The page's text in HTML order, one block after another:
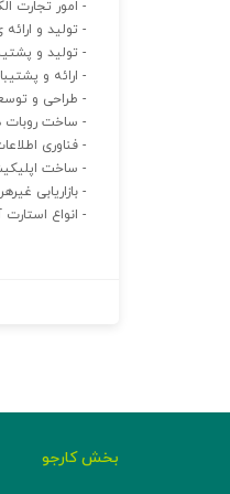
- امور تجارت
- تولید و
- تولید و
- ارائه و
- طراحی و
- ساخت روبات
- فناوری
- ساخت
- بازاریابی
- انواع
بخش کارجو